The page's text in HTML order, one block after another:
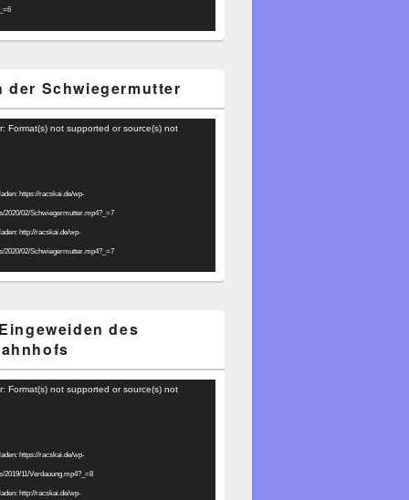
der Schwiegermutter
Format(s) not supported or source(s) not
https://racskai.de/wp-
2020/02/Schwiegermutter.mp4?_=7
http://racskai.de/wp-
2020/02/Schwiegermutter.mp4?_=7
des
Format(s) not supported or source(s) not
https://racskai.de/wp-
2019/11/Verdauung.mp4?_=8
http://racskai.de/wp-